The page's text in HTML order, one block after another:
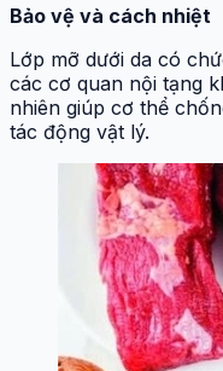
Bảo vệ và cách nhiệt
Lớp mỡ dưới da có
các cơ quan nội tạng
nhiên giúp cơ thể
tác động vật lý.